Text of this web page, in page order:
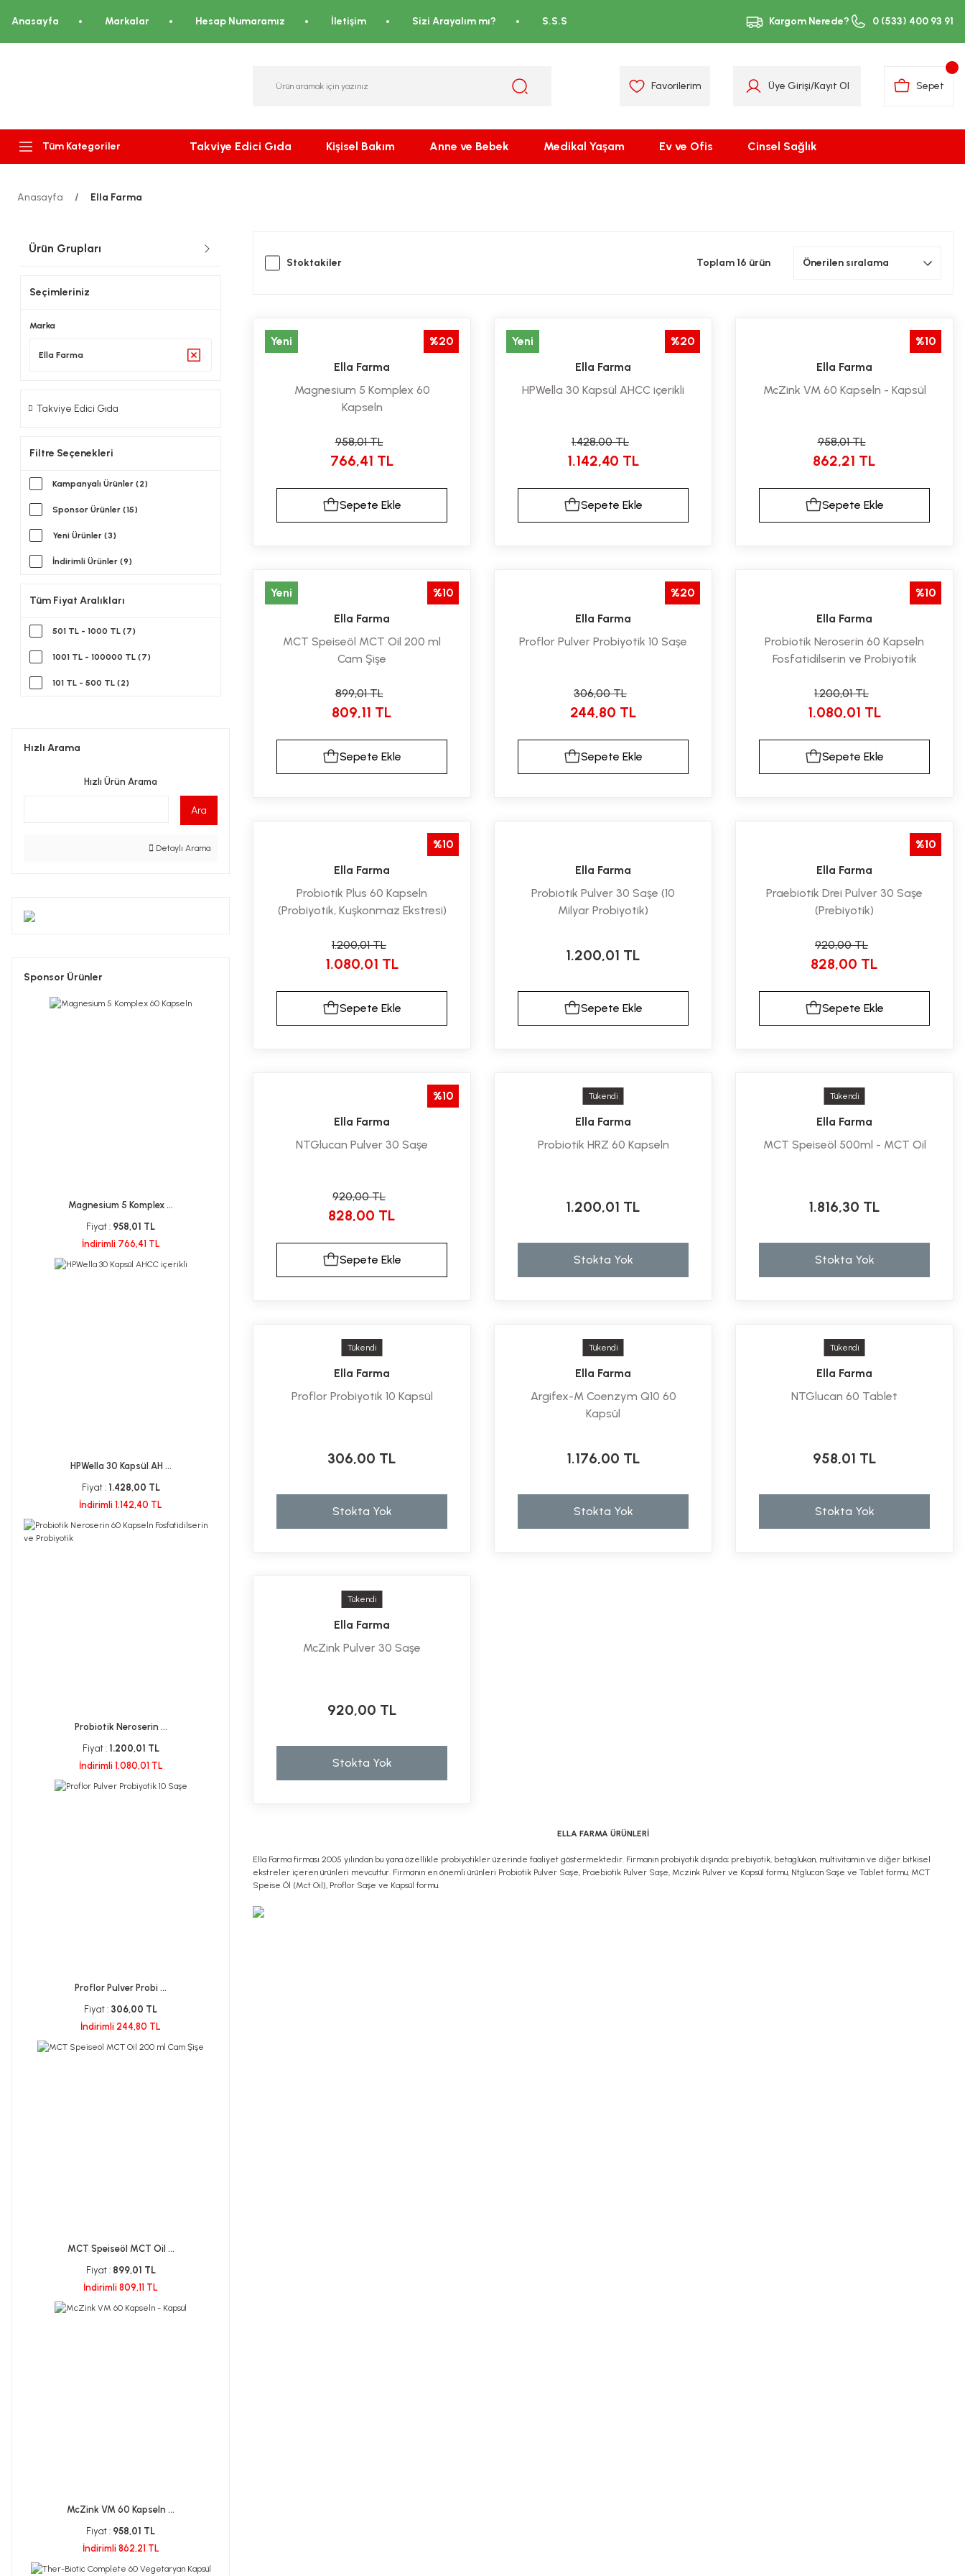
Anasayfa Markalar Hesap Numaramız İletişim Sizi Arayalım mı? S.S.S Kargom Nerede? 0 (533) 400 93 91
Favorilerim Üye Girişi/Kayıt Ol Sepet
Tüm Kategoriler Takviye Edici Gıda Kişisel Bakım Anne ve Bebek Medikal Yaşam Ev ve Ofis Cinsel Sağlık
Anasayfa Ella Farma
Ürün Grupları
Seçimleriniz
Marka
Ella Farma
Takviye Edici Gıda
Filtre Seçenekleri
Kampanyalı Ürünler (2)
Sponsor Ürünler (15)
Yeni Ürünler (3)
İndirimli Ürünler (9)
Tüm Fiyat Aralıkları
501 TL - 1000 TL (7)
1001 TL - 100000 TL (7)
101 TL - 500 TL (2)
Hızlı Arama
Hızlı Ürün Arama
Ara
Detaylı Arama
Sponsor Ürünler
Magnesium 5 Komplex ...
Fiyat : 958,01 TL
İndirimli 766,41 TL
HPWella 30 Kapsül AH ...
Fiyat : 1.428,00 TL
İndirimli 1.142,40 TL
Probiotik Neroserin ...
Fiyat : 1.200,01 TL
İndirimli 1.080,01 TL
Proflor Pulver Probi ...
Fiyat : 306,00 TL
İndirimli 244,80 TL
MCT Speiseöl MCT Oil ...
Fiyat : 899,01 TL
İndirimli 809,11 TL
McZink VM 60 Kapseln ...
Fiyat : 958,01 TL
İndirimli 862,21 TL
Stoktakiler Toplam 16 ürün
%20
Yeni
Ella Farma
Magnesium 5 Komplex 60
Kapseln
958,01 TL
766,41 TL
Sepete Ekle
%20
Yeni
Ella Farma
HPWella 30 Kapsül AHCC içerikli
1.428,00 TL
1.142,40 TL
Sepete Ekle
%10
Ella Farma
McZink VM 60 Kapseln - Kapsül
958,01 TL
862,21 TL
Sepete Ekle
%10
Yeni
Ella Farma
MCT Speiseöl MCT Oil 200 ml
Cam Şişe
899,01 TL
809,11 TL
Sepete Ekle
%20
Ella Farma
Proflor Pulver Probiyotik 10 Saşe
306,00 TL
244,80 TL
Sepete Ekle
%10
Ella Farma
Probiotik Neroserin 60 Kapseln
Fosfatidilserin ve Probiyotik
1.200,01 TL
1.080,01 TL
Sepete Ekle
%10
Ella Farma
Probiotik Plus 60 Kapseln
(Probiyotik, Kuşkonmaz Ekstresi)
1.200,01 TL
1.080,01 TL
Sepete Ekle
Ella Farma
Probiotik Pulver 30 Saşe (10
Milyar Probiyotik)
1.200,01 TL
Sepete Ekle
%10
Ella Farma
Praebiotik Drei Pulver 30 Saşe
(Prebiyotik)
920,00 TL
828,00 TL
Sepete Ekle
%10
Ella Farma
NTGlucan Pulver 30 Saşe
920,00 TL
828,00 TL
Sepete Ekle
Tükendi
Ella Farma
Probiotik HRZ 60 Kapseln
1.200,01 TL
Stokta Yok
Tükendi
Ella Farma
MCT Speiseöl 500ml - MCT Oil
1.816,30 TL
Stokta Yok
Tükendi
Ella Farma
Proflor Probiyotik 10 Kapsül
306,00 TL
Stokta Yok
Tükendi
Ella Farma
Argifex-M Coenzym Q10 60
Kapsül
1.176,00 TL
Stokta Yok
Tükendi
Ella Farma
NTGlucan 60 Tablet
958,01 TL
Stokta Yok
Tükendi
Ella Farma
McZink Pulver 30 Saşe
920,00 TL
Stokta Yok
ELLA FARMA ÜRÜNLERİ
Ella Farma firması 2005 yılından bu yana özellikle probiyotikler üzerinde faaliyet göstermektedir. Firmanın probiyotik dışında; prebiyotik, betaglukan, multivitamin ve diğer bitkisel
ekstreler içeren ürünleri mevcuttur. Firmanın en önemli ürünleri Probiotik Pulver Saşe, Praebiotik Pulver Saşe, Mczink Pulver ve Kapsül formu, Ntglucan Saşe ve Tablet formu, MCT
Speise Öl (Mct Oil), Proflor Saşe ve Kapsül formu.